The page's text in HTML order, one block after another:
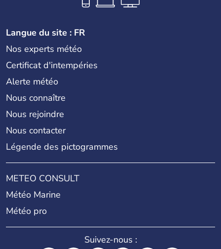
Langue du site : FR
Nos experts météo
Certificat d'intempéries
Alerte météo
Nous connaître
Nous rejoindre
Nous contacter
Légende des pictogrammes
METEO CONSULT
Météo Marine
Météo pro
Suivez-nous :